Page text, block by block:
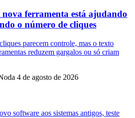
nova ferramenta está ajudando
o número de cliques
parecem controle, mas o texto
reduzem gargalos ou só criam
4 de agosto de 2026